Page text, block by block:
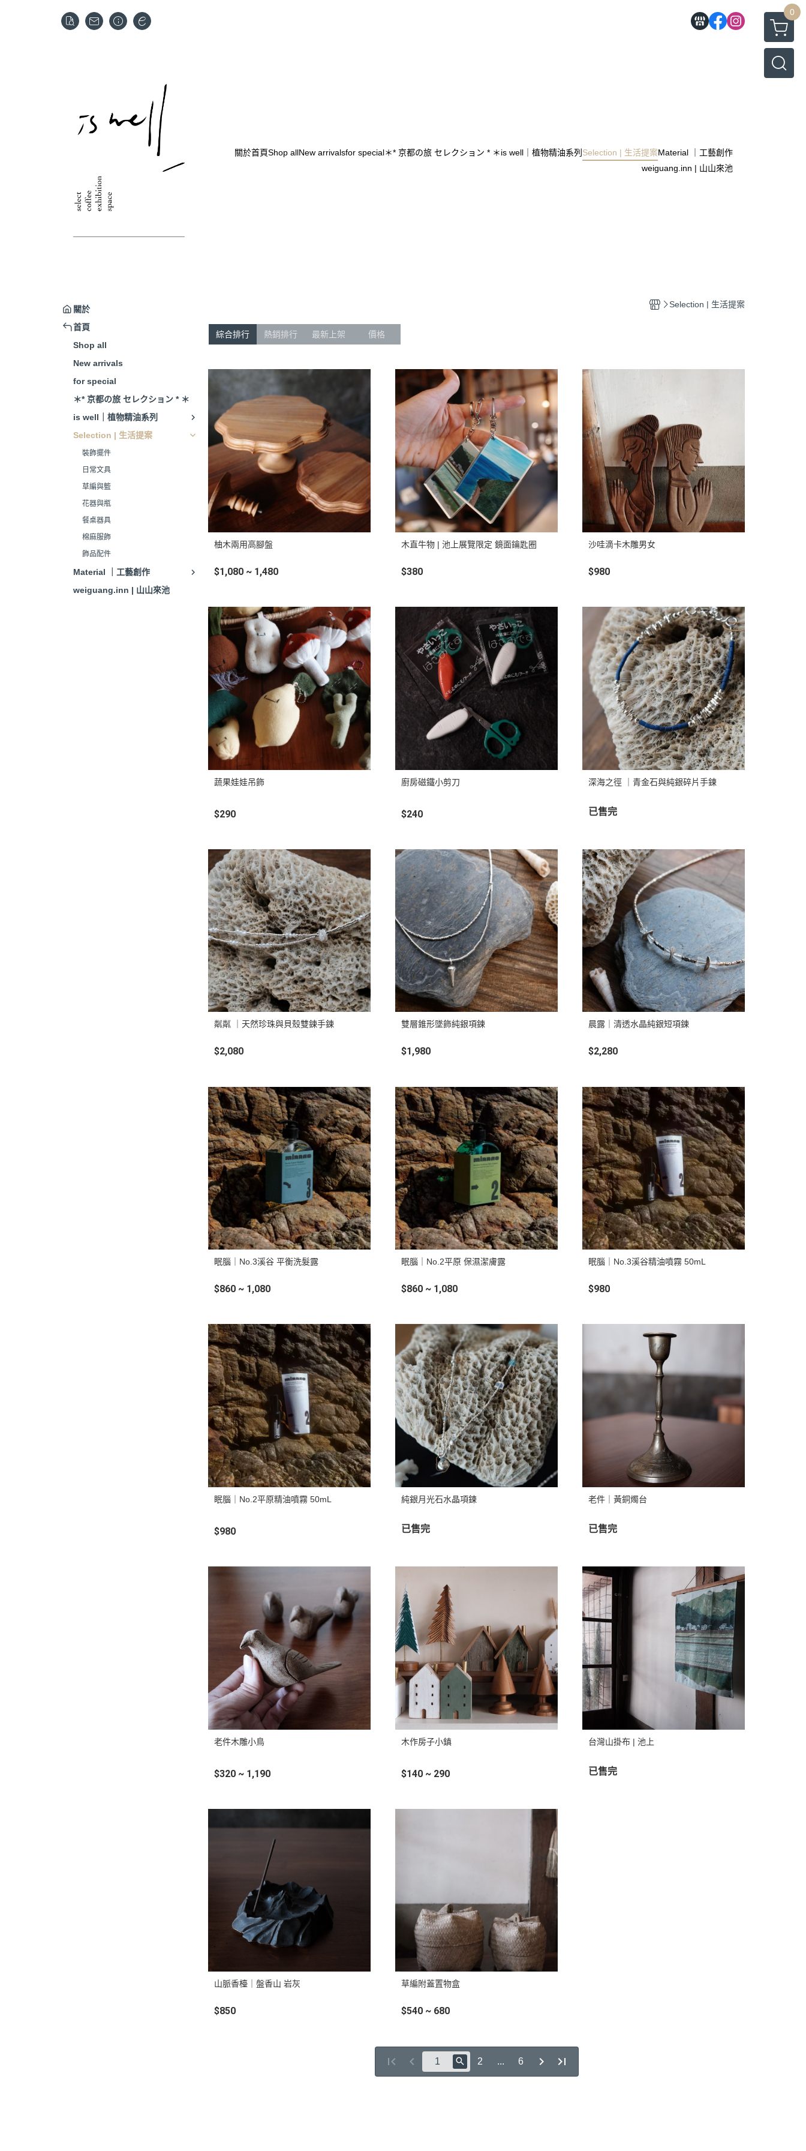
0
關於首頁Shop allNew arrivalsfor special＊* 京都の旅 セレクション * ＊is well｜植物精油系列Selection | 生活提案Material ｜工藝創作
weiguang.inn | 山山來池
關於
首頁
Shop all
New arrivals
for special
＊* 京都の旅 セレクション * ＊
is well｜植物精油系列
Selection | 生活提案
裝飾擺件
日常文具
草編與籃
花器與瓶
餐桌器具
棉麻服飾
飾品配件
Material ｜工藝創作
weiguang.inn | 山山來池
Selection | 生活提案
綜合排行 熱銷排行 最新上架 價格
柚木兩用高腳盤
$1,080 ~ 1,480
木直牛物 | 池上展覽限定 鏡面鑰匙圈
$380
沙哇滴卡木雕男女
$980
蔬果娃娃吊飾
$290
廚房磁鐵小剪刀
$240
深海之徑 ｜青金石與純銀碎片手鍊
已售完
粼粼 ｜天然珍珠與貝殼雙鍊手鍊
$2,080
雙層錐形墜飾純銀項鍊
$1,980
晨露｜清透水晶純銀短項鍊
$2,280
眠腦｜No.3溪谷 平衡洗髮露
$860 ~ 1,080
眠腦｜No.2平原 保濕潔膚露
$860 ~ 1,080
眠腦｜No.3溪谷精油噴霧 50mL
$980
眠腦｜No.2平原精油噴霧 50mL
$980
純銀月光石水晶項鍊
已售完
老件｜黃銅燭台
已售完
老件木雕小鳥
$320 ~ 1,190
木作房子小鎮
$140 ~ 290
台灣山掛布 | 池上
已售完
山脈香檯｜盤香山 岩灰
$850
草編附蓋置物盒
$540 ~ 680
2 ... 6